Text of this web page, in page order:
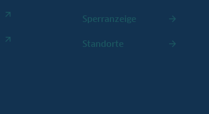
Sperranzeige
Standorte